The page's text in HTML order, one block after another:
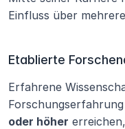
Einfluss über
Etablierte
Erfahrene
oder höher